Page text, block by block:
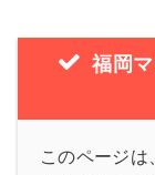
福岡
このページは